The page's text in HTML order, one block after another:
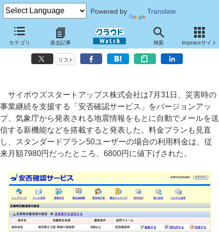
Powered by Translate
カテゴリ 過去記事 検索 Impressサイト
サイボウズスタートアップス、「安否確認サービス」に自動メール送信
機能
リスト
サイボウズスタートアップス株式会社は7月31日、災害時の
事業継続を支援する「安否確認サービス」をバージョンアッ
プ、気象庁から発表される地震情報をもとに自動でメールを送
信する新機能などを搭載すると発表した。料金プランも見直
し、スタンダードプラン50ユーザーの場合の利用料金は、従
来月額7980円だったところ、6800円に値下げされた。